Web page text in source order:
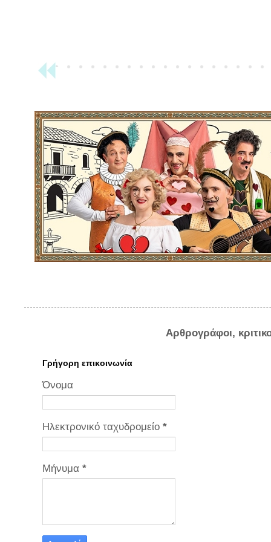
Αρθρογράφοι,
Γρήγορη επικοινωνία
Όνομα
Ηλεκτρονικό ταχυδρομείο *
Μήνυμα *